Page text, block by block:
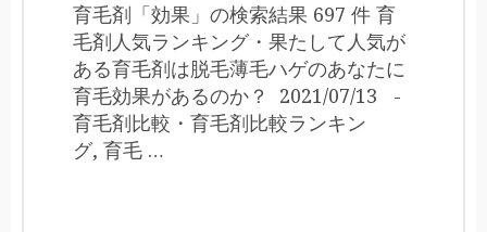
育毛剤「効果」の検索結果 697 件 育
毛剤人気ランキング・果たして人気が
ある育毛剤は脱毛薄毛ハゲのあなたに
育毛効果があるのか？ 2021/07/13 -
育毛剤比較・育毛剤比較ランキン
グ, 育毛 …